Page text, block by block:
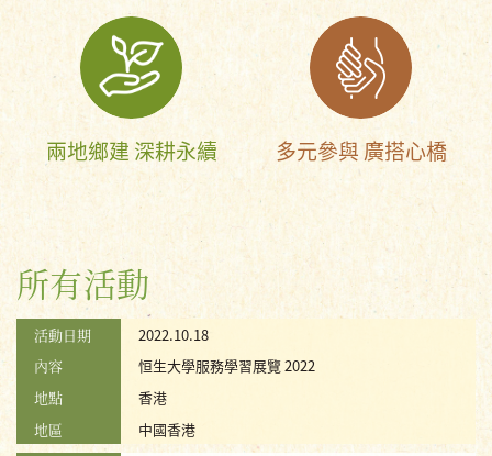
兩地鄉建 深耕永續 多元參與 廣搭心橋
所有活動
活動日期
2022.10.18
內容
恒生大學服務學習展覽 2022
地點
香港
地區
中國香港